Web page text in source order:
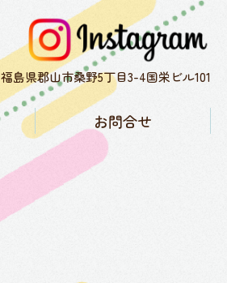
福島県郡山市桑野5丁目3-4国栄ビル101
お問合せ